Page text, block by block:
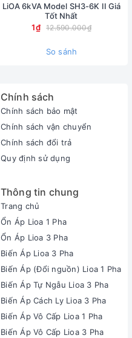
LiOA 6kVA Model SH3-6K II Giá
Tốt Nhất
1₫
12.590.000₫
So sánh
Chính sách
Chính sách bảo mật
Chính sách vận chuyển
Chính sách đổi trả
Quy định sử dụng
Thông tin chung
Trang chủ
Ổn Áp Lioa 1 Pha
Ổn Áp Lioa 3 Pha
Biến Áp Lioa 3 Pha
Biến Áp (Đổi nguồn) Lioa 1 Pha
Biến Áp Tự Ngẫu Lioa 3 Pha
Biến Áp Cách Ly Lioa 3 Pha
Biến Áp Vô Cấp Lioa 1 Pha
Biến Áp Vô Cấp Lioa 3 Pha